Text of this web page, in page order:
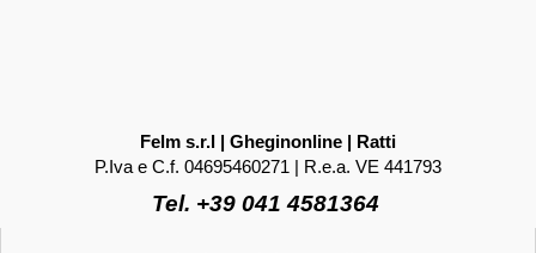
Felm s.r.l | Gheginonline | Ratti
P.Iva e C.f. 04695460271 | R.e.a. VE 441793
Tel. +39 041 4581364